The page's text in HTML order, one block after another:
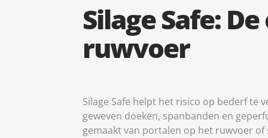
Silage Safe:
ruwvoer
Silage Safe helpt het risico op bederf te
geweven doeken, spanbanden en
gemaakt van portalen op het ruwvoer